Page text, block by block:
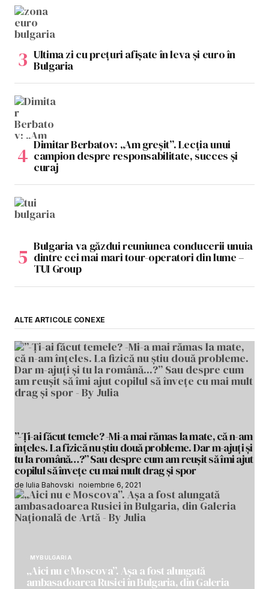
Ultima zi cu prețuri afișate în leva și euro în
Bulgaria
Dimitar Berbatov: „Am greșit”. Lecția unui
campion despre responsabilitate, succes și
curaj
Bulgaria va găzdui reuniunea conducerii unuia
dintre cei mai mari tour-operatori din lume –
TUI Group
ALTE ARTICOLE CONEXE
”-Ți-ai făcut temele? -Mi-a mai rămas la mate, că n-am
înțeles. La fizică nu știu două probleme. Dar m-ajuți și
tu la română…?” Sau despre cum am reușit să îmi ajut
copilul să învețe cu mai mult drag și spor
de Iulia Bahovski noiembrie 6, 2021
MYBULGARIA
„Aici nu e Moscova”. Așa a fost alungată
ambasadoarea Rusiei în Bulgaria, din Galeria